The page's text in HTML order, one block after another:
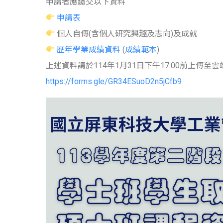
申請表
個人自傳(含個人研究興趣及志向)及成就
歷年學業成績資料 (成績範本)
上述資料請於114年1月31日下午17:00前上傳至雲
https://forms.gle/GR34ESuoD2n5jCfb9